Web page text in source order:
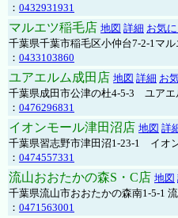
： 0432931931
マルエツ稲毛店 地図 詳細 お気
千葉県千葉市稲毛区小仲台7-2-1マ
： 0433103860
ユアエルム成田店 地図 詳細 お
千葉県成田市公津の杜4-5-3 ユアエ
： 0476296831
イオンモール津田沼店 地図 詳
千葉県習志野市津田沼1-23-1 イオ
： 0474557331
流山おおたかの森S・C店 地図
千葉県流山市おおたかの森南1-5-1
： 0471563001